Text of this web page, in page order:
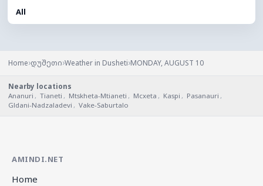
All
Home›დუშეთი›Weather in Dusheti›MONDAY, AUGUST 10
Nearby locations
Ananuri , Tianeti , Mtskheta-Mtianeti , Mcxeta , Kaspi , Pasanauri ,
Gldani-Nadzaladevi , Vake-Saburtalo
AMINDI.NET
Home